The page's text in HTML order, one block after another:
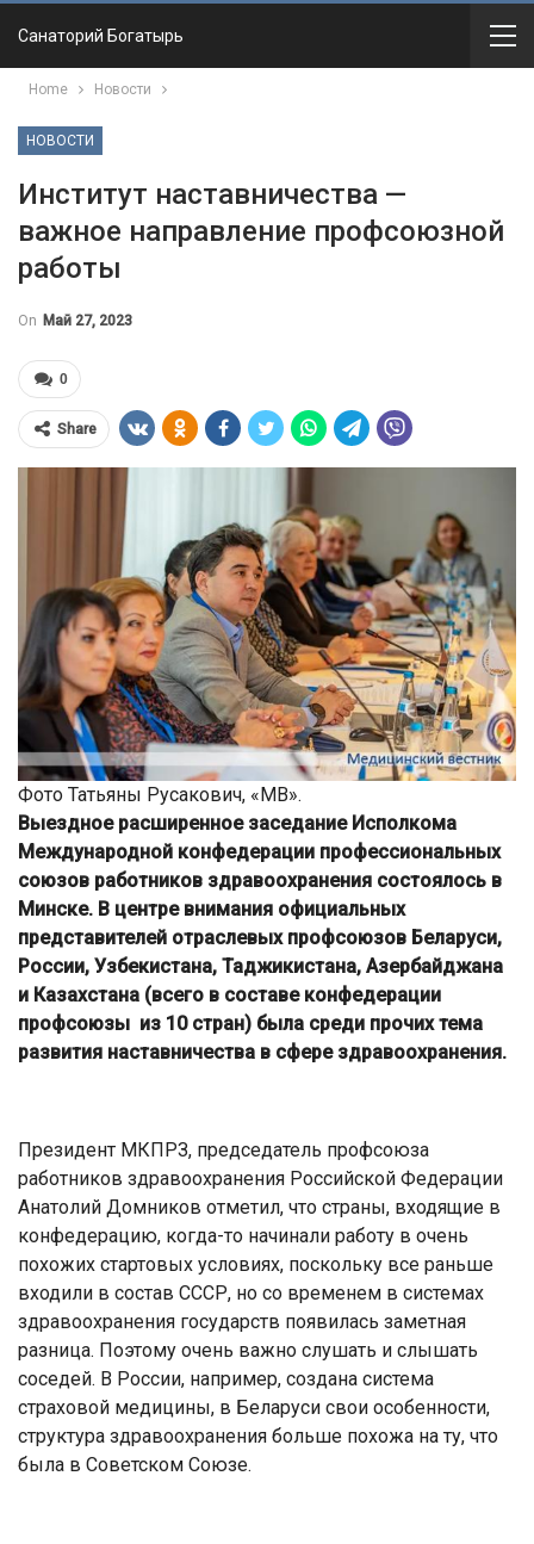
Санаторий Богатырь
Home Новости
НОВОСТИ
Институт наставничества —
важное направление профсоюзной
работы
On Май 27, 2023
0
Share
Фото Татьяны Русакович, «МВ».
Выездное расширенное заседание Исполкома
Международной конфедерации профессиональных
союзов работников здравоохранения состоялось в
Минске. В центре внимания официальных
представителей отраслевых профсоюзов Беларуси,
России, Узбекистана, Таджикистана, Азербайджана
и Казахстана (всего в составе конфедерации
профсоюзы из 10 стран) была среди прочих тема
развития наставничества в сфере здравоохранения.
Президент МКПРЗ, председатель профсоюза
работников здравоохранения Российской Федерации
Анатолий Домников отметил, что страны, входящие в
конфедерацию, когда-то начинали работу в очень
похожих стартовых условиях, поскольку все раньше
входили в состав СССР, но со временем в системах
здравоохранения государств появилась заметная
разница. Поэтому очень важно слушать и слышать
соседей. В России, например, создана система
страховой медицины, в Беларуси свои особенности,
структура здравоохранения больше похожа на ту, что
была в Советском Союзе.